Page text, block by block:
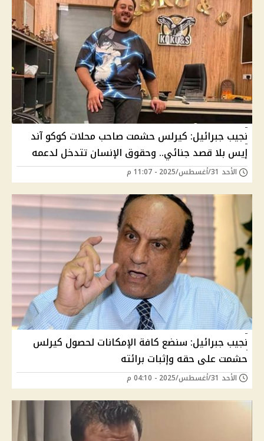
نجيب جبرائيل: كيرلس حشمت صاحب محلات كوكو آند
إيس بلا قصد جنائي.. وحقوق الإنسان تتدخل لدعمه
الأحد 31/أغسطس/2025 - 11:07 م
نجيب جبرائيل: سنضع كافة الإمكانات لحصول كيرلس
حشمت على حقه وإثبات برائته
الأحد 31/أغسطس/2025 - 04:10 م